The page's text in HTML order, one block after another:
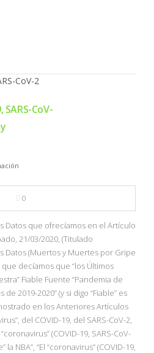
CoV-
0
Datos que ofrecíamos en el Artículo
21/03/2020, (Titulado
Datos (Muertos y Muertes por Gripe
decíamos que “los Últimos
Fiable Fuente “Pandemia de
2019-2020” (y si digo “Fiable” es
en los Anteriores Artículos
del COVID-19, del SARS-CoV-2,
(COVID-19, SARS-CoV-
la NBA”, “El “coronavirus” (COVID-19,